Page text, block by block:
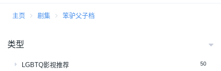
主页 剧集 笨驴父子档
类型
LGBTQ影视推荐 50